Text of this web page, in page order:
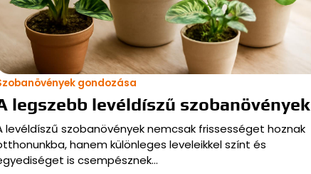
gondozása
legszebb levéldíszű szobanövények
levéldíszű szobanövények nemcsak frissességet hoznak
hanem különleges leveleikkel színt és
is csempésznek…